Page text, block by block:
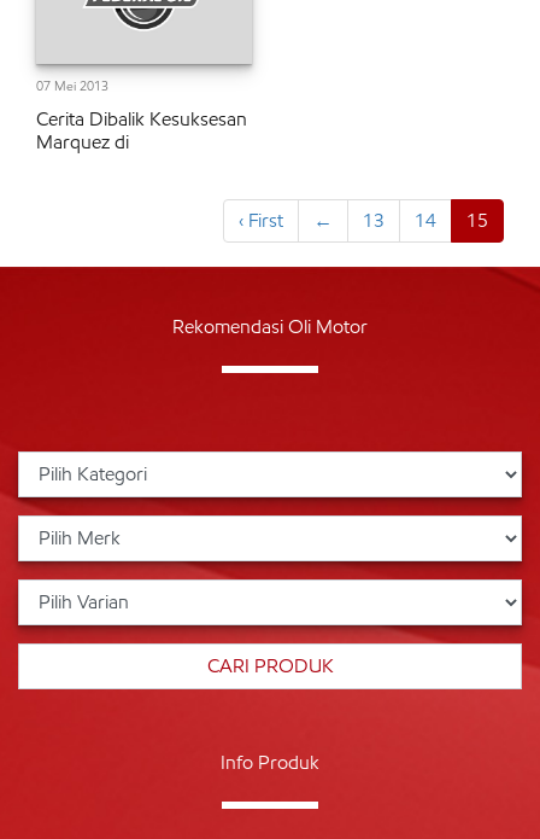
07 Mei 2013
Cerita Dibalik Kesuksesan
Marquez di
‹ First ← 13 14 15
Rekomendasi Oli Motor
Info Produk